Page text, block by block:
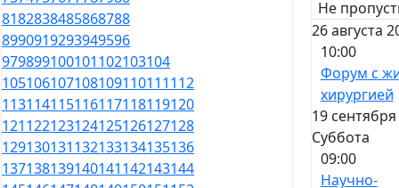
8182838485868788
8990919293949596
979899100101102103104
105106107108109110111112
113114115116117118119120
121122123124125126127128
129130131132133134135136
137138139140141142143144
Не
26 августа
10:00
Форум с
хирургией
19
Суббота
09:00
Научно-